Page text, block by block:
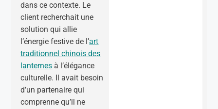
dans ce contexte. Le
client recherchait une
solution qui allie
l’énergie festive de l’art
traditionnel chinois des
lanternes à l’élégance
culturelle. Il avait besoin
d’un partenaire qui
comprenne qu’il ne